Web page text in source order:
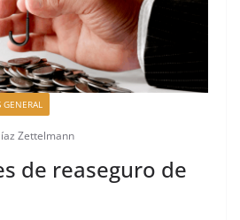
GENERAL
Zettelmann
de reaseguro de